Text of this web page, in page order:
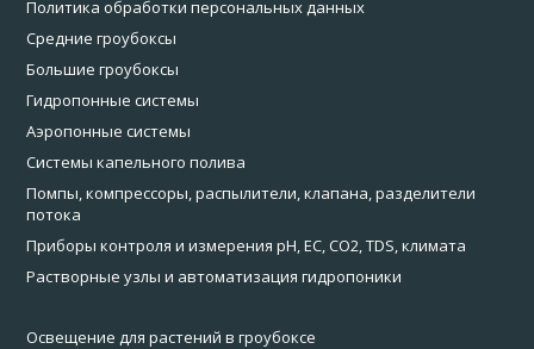
Политика обработки персональных данных
Средние гроубоксы
Большие гроубоксы
Гидропонные системы
Аэропонные системы
Системы капельного полива
Помпы, компрессоры, распылители, клапана, разделители
потока
Приборы контроля и измерения pH, EC, CO2, TDS, климата
Растворные узлы и автоматизация гидропоники
Освещение для растений в гроубоксе